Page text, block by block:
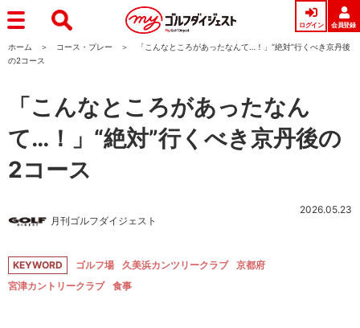
ログイン 会員登録
ホーム コース・プレー
「こんなところがあったなんて…！」“絶対”行くべき京丹後
の2コース
「こんなところがあったなん
て…！」“絶対”行くべき京丹後の
2コース
月刊ゴルフダイジェスト
2026.05.23
KEYWORD ゴルフ場 久美浜カンツリークラブ
京都府
宮津カントリークラブ
食事